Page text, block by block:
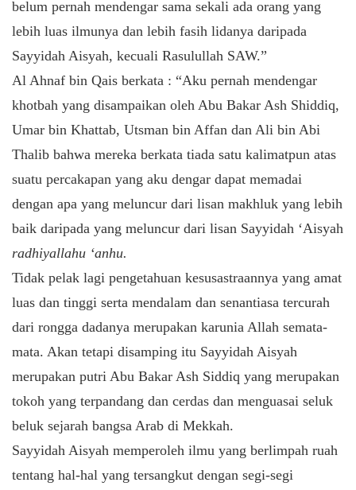
belum pernah mendengar sama sekali ada orang yang
lebih luas ilmunya dan lebih fasih lidanya daripada
Sayyidah Aisyah, kecuali Rasulullah SAW.”
Al Ahnaf bin Qais berkata : “Aku pernah mendengar
khotbah yang disampaikan oleh Abu Bakar Ash Shiddiq,
Umar bin Khattab, Utsman bin Affan dan Ali bin Abi
Thalib bahwa mereka berkata tiada satu kalimatpun atas
suatu percakapan yang aku dengar dapat memadai
dengan apa yang meluncur dari lisan makhluk yang lebih
baik daripada yang meluncur dari lisan Sayyidah ‘Aisyah
radhiyallahu ‘anhu.
Tidak pelak lagi pengetahuan kesusastraannya yang amat
luas dan tinggi serta mendalam dan senantiasa tercurah
dari rongga dadanya merupakan karunia Allah semata-
mata. Akan tetapi disamping itu Sayyidah Aisyah
merupakan putri Abu Bakar Ash Siddiq yang merupakan
tokoh yang terpandang dan cerdas dan menguasai seluk
beluk sejarah bangsa Arab di Mekkah.
Sayyidah Aisyah memperoleh ilmu yang berlimpah ruah
tentang hal-hal yang tersangkut dengan segi-segi